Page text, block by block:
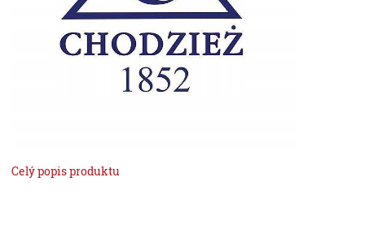
Celý popis produktu